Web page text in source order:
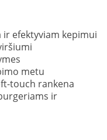
ir efektyviam kepimui
metu
touch rankena
ir